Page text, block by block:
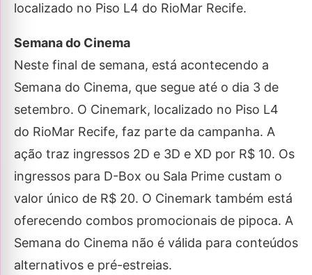
localizado no Piso L4 do RioMar Recife.
Semana do Cinema
Neste final de semana, está acontecendo a
Semana do Cinema, que segue até o dia 3 de
setembro. O Cinemark, localizado no Piso L4
do RioMar Recife, faz parte da campanha. A
ação traz ingressos 2D e 3D e XD por R$ 10. Os
ingressos para D-Box ou Sala Prime custam o
valor único de R$ 20. O Cinemark também está
oferecendo combos promocionais de pipoca. A
Semana do Cinema não é válida para conteúdos
alternativos e pré-estreias.